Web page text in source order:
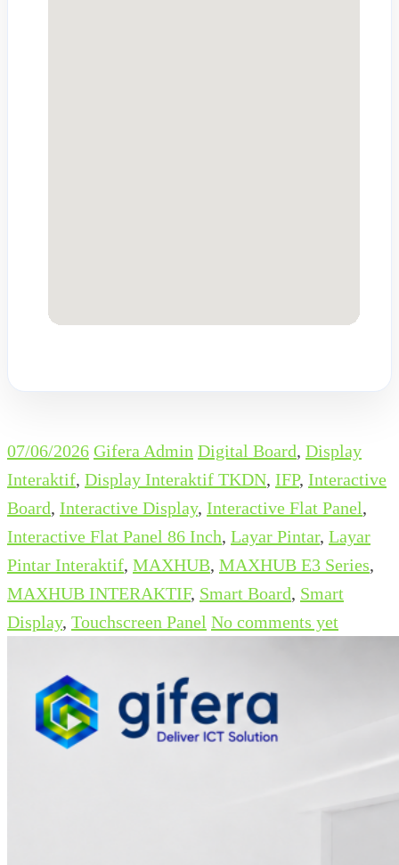
07/06/2026 Gifera Admin Digital Board, Display
Interaktif, Display Interaktif TKDN, IFP, Interactive
Board, Interactive Display, Interactive Flat Panel,
Interactive Flat Panel 86 Inch, Layar Pintar, Layar
Pintar Interaktif, MAXHUB, MAXHUB E3 Series,
MAXHUB INTERAKTIF, Smart Board, Smart
Display, Touchscreen Panel No comments yet